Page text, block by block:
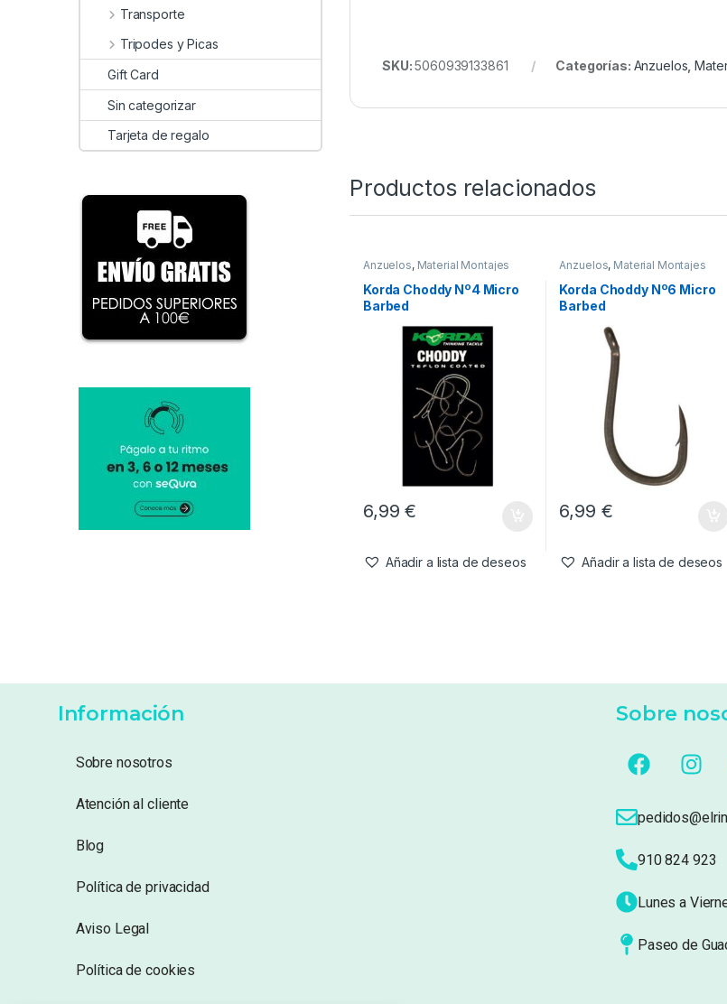
SKU:5060939133861 Categorías: Anzuelos ,
Productos relacionados
Anzuelos, Material Montajes
Korda Choddy Nº4 Micro
Barbed
6,99€
Añadir a lista de deseos
Anzuelos, Material Montajes
Korda Choddy Nº6 Micro
Barbed
6,99 €
Añadir a lista de deseos
Transporte
Tripodes y Picas
Gift Card
Sin categorizar
Tarjeta de regalo
Información
Sobre nosotros
Atención al cliente
Blog
Política de privacidad
Aviso Legal
Política de cookies
Sobre
910 824 923
Lunes a
Paseo de